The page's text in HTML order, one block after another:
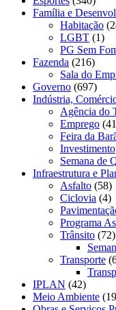
Família e
Habitação
LGBT (1)
PG Sem
Fazenda (216)
Sala do
Governo (697)
Indústria,
Agência do
Emprego
Feira da
Investimento
Semana de
Infraestrutura e
Asfalto (58)
Ciclovia (4)
Programa
Trânsito (72)
Transporte
IPLAN (42)
Meio Ambiente